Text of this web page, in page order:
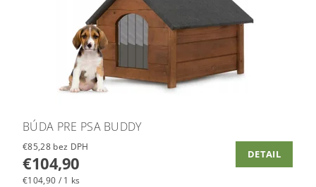
BÚDA PRE PSA BUDDY
€85,28 bez DPH
€104,90
€104,90 / 1 ks
DETAIL